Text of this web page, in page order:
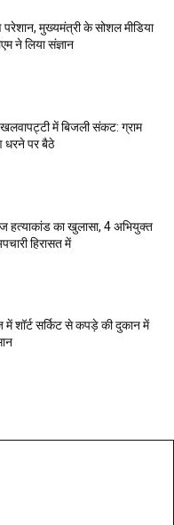
मुख्यमंत्री के सोशल मीडिया
ने लिया संज्ञान
में बिजली संकट: ग्राम
धरने पर बैठे
हत्याकांड का खुलासा, 4 अभियुक्त
हिरासत में
शॉर्ट सर्किट से कपड़े की दुकान में